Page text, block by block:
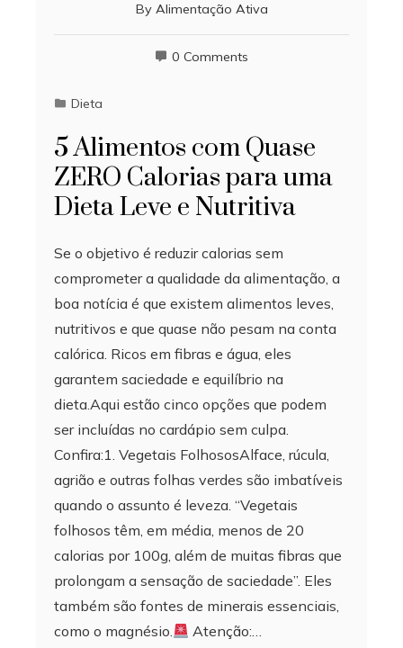
By Alimentação Ativa
0 Comments
Dieta
5 Alimentos com Quase
ZERO Calorias para uma
Dieta Leve e Nutritiva
Se o objetivo é reduzir calorias sem
comprometer a qualidade da alimentação, a
boa notícia é que existem alimentos leves,
nutritivos e que quase não pesam na conta
calórica. Ricos em fibras e água, eles
garantem saciedade e equilíbrio na
dieta.Aqui estão cinco opções que podem
ser incluídas no cardápio sem culpa.
Confira:1. Vegetais FolhososAlface, rúcula,
agrião e outras folhas verdes são imbatíveis
quando o assunto é leveza. “Vegetais
folhosos têm, em média, menos de 20
calorias por 100g, além de muitas fibras que
prolongam a sensação de saciedade”. Eles
também são fontes de minerais essenciais,
como o magnésio.
Atenção:…